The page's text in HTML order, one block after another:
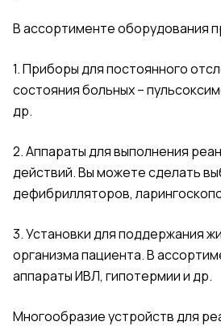
В ассортименте оборудования
1. Приборы для постоянного
состояния больных –
др.
2. Аппараты для выполнения
действий. Вы можете сделать
дефибрилляторов,
3. Установки для поддержания
организма пациента. В
аппараты ИВЛ, гипотермии и др.
Многообразие устройств для